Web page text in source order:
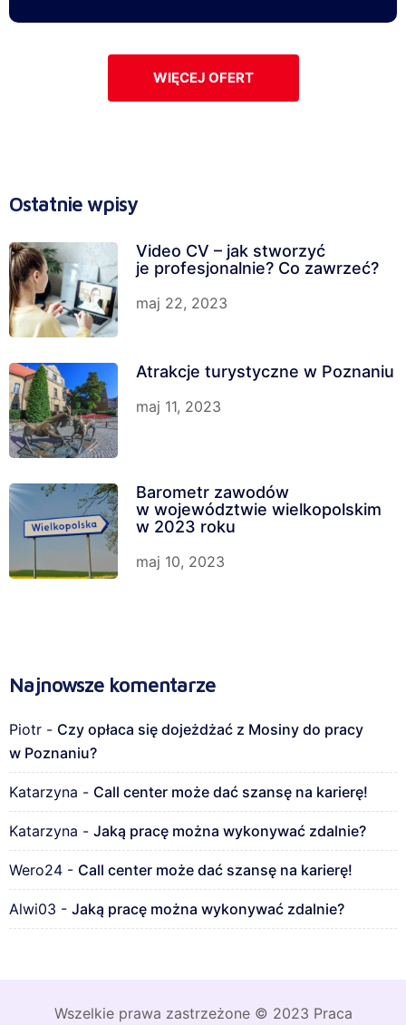
WIĘCEJ OFERT
Ostatnie wpisy
Video CV – jak stworzyć
je profesjonalnie? Co zawrzeć?
maj 22, 2023
Atrakcje turystyczne w Poznaniu
maj 11, 2023
Barometr zawodów
w województwie wielkopolskim
w 2023 roku
maj 10, 2023
Najnowsze komentarze
Piotr - Czy opłaca się dojeżdżać z Mosiny do pracy
w Poznaniu?
Katarzyna - Call center może dać szansę na karierę!
Katarzyna - Jaką pracę można wykonywać zdalnie?
Wero24 - Call center może dać szansę na karierę!
Alwi03 - Jaką pracę można wykonywać zdalnie?
Wszelkie prawa zastrzeżone © 2023 Praca